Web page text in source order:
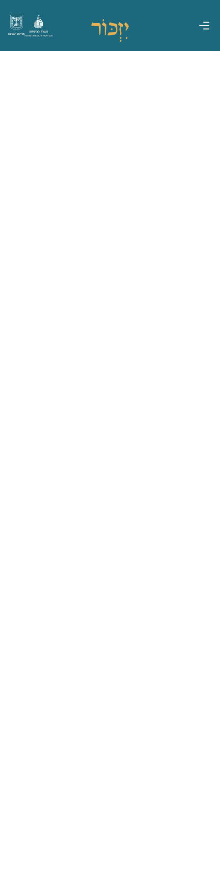
מדינת ישראל
משרד הביטחון
אגף משפחות, הנצחה ומורשת